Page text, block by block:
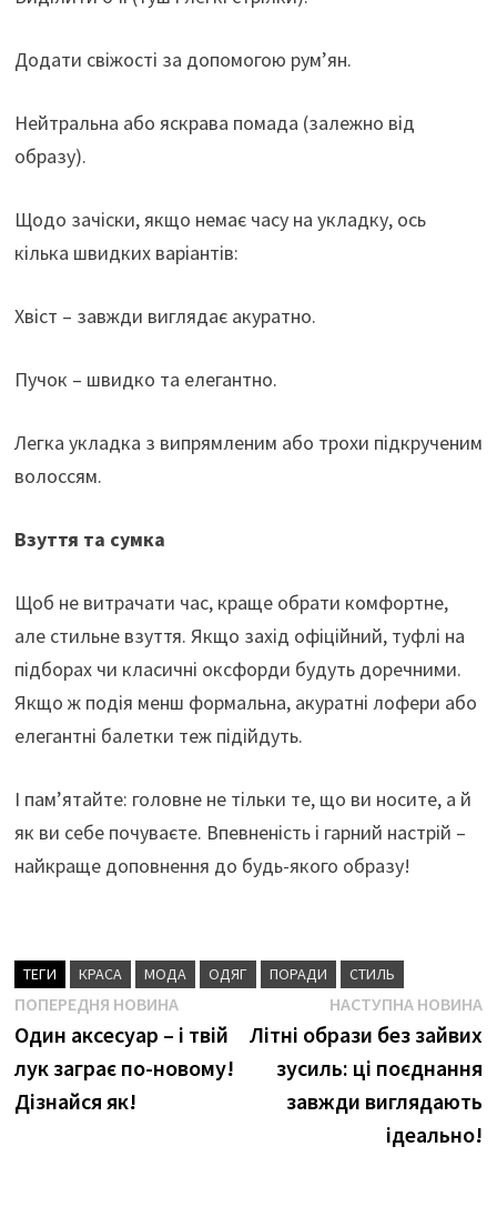
Додати свіжості за допомогою рум’ян.
Нейтральна або яскрава помада (залежно від
образу).
Щодо зачіски, якщо немає часу на укладку, ось
кілька швидких варіантів:
Хвіст – завжди виглядає акуратно.
Пучок – швидко та елегантно.
Легка укладка з випрямленим або трохи підкрученим
волоссям.
Взуття та сумка
Щоб не витрачати час, краще обрати комфортне,
але стильне взуття. Якщо захід офіційний, туфлі на
підборах чи класичні оксфорди будуть доречними.
Якщо ж подія менш формальна, акуратні лофери або
елегантні балетки теж підійдуть.
І пам’ятайте: головне не тільки те, що ви носите, а й
як ви себе почуваєте. Впевненість і гарний настрій –
найкраще доповнення до будь-якого образу!
ТЕГИ КРАСА МОДА ОДЯГ ПОРАДИ СТИЛЬ
Навігація
записів
ПОПЕРЕДНЯ НОВИНАПопередня
новина
Один аксесуар – і твій
лук заграє по-новому!
Дізнайся як!
НАСТУПНА НОВИНА
Літні образи без зайвих
зусиль: ці поєднання
завжди виглядають
ідеально!